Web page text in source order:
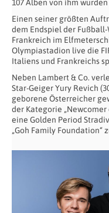
107 Alben von ihm
Einen seiner größten
dem Endspiel der
Frankreich im
Olympiastadion live die
Italiens und Frankreichs
Neben Lambert & Co.
Star-Geiger Yury Revich
geborene Österreicher
der Kategorie „Newcomer
eine Golden Period
„Goh Family Foundation“